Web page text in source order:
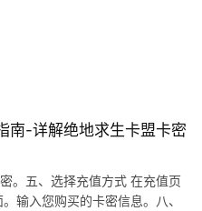
南-详解绝地求生卡盟卡密
。五、选择充值方式 在充值页
输入您购买的卡密信息。八、